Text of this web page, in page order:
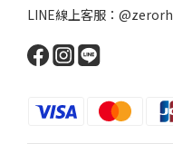
LINE線上客服：@zerorh